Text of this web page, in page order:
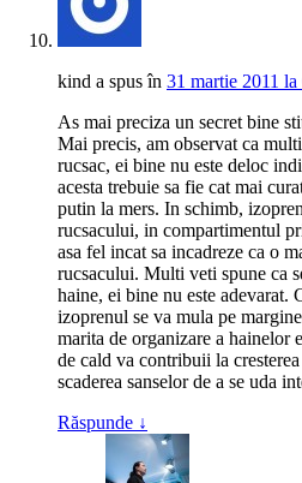
kind a spusîn 31 martie 2011 la
As mai preciza un secret bine
Mai precis, am observat ca
rucsac, ei bine nu este deloc
acesta trebuie sa fie cat mai
putin la mers. In schimb,
rucsacului, in compartimentul
asa fel incat sa incadreze ca o
rucsacului. Multi veti spune ca
haine, ei bine nu este adevarat.
izoprenul se va mula pe
marita de organizare a hainelor
de cald va contribuii la
scaderea sanselor de a se uda
Răspunde ↓